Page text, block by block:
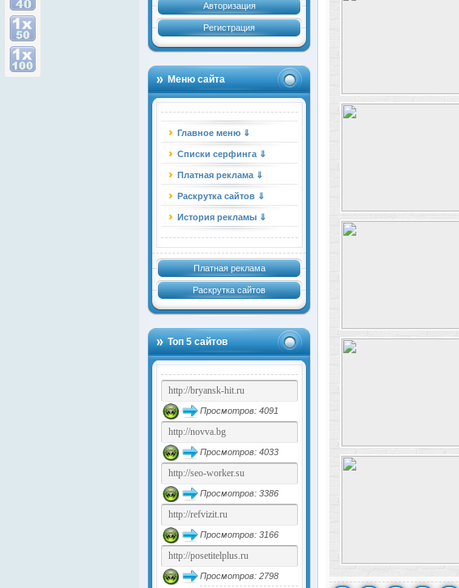
Авторизация
Регистрация
Меню сайта
Главное меню ⇓
Списки серфинга ⇓
Платная реклама ⇓
Раскрутка сайтов ⇓
История рекламы ⇓
Платная реклама
Раскрутка сайтов
Топ 5 сайтов
Просмотров: 4091
Просмотров: 4033
Просмотров: 3386
Просмотров: 3166
Просмотров: 2798